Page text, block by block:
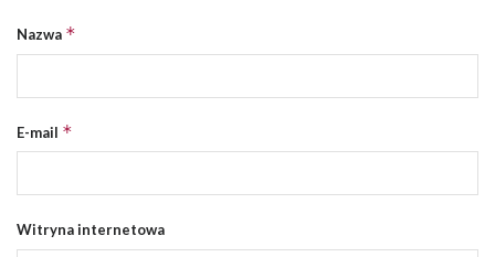
Nazwa *
E-mail *
Witryna internetowa